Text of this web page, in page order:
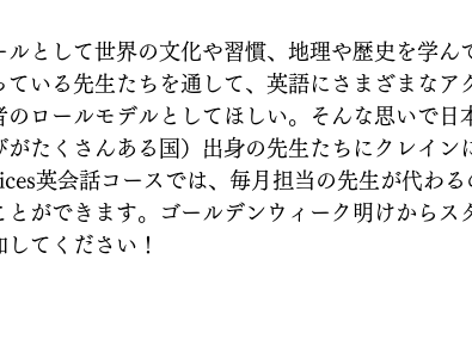
ルとして世界の文化や習慣、地理や歴史を学ん
ている先生たちを通して、英語にさまざまなア
のロールモデルとしてほしい。そんな思いで日
がたくさんある国）出身の先生たちにクレイン
英会話コースでは、毎月担当の先生が代わ
とができます。ゴールデンウィーク明けから
てください！